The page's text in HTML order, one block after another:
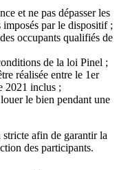
et ne pas dépasser les
par le dispositif ;
occupants qualifiés de
de la loi Pinel ;
réalisée entre le 1er
2021 inclus ;
le bien pendant une
afin de garantir la
des participants.